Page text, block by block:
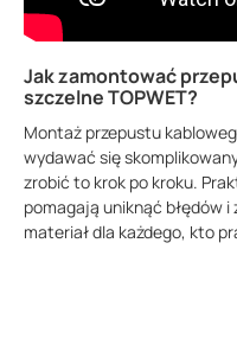
Jak zamontować
szczelne TOPWET?
Montaż przepustu
wydawać się
zrobić to krok po kroku.
pomagają uniknąć błędów
materiał dla każdego, kto